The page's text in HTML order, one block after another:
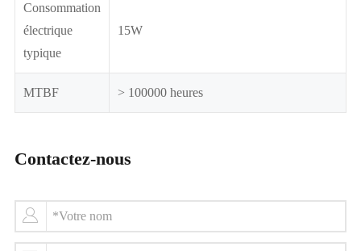
Consommation
électrique
typique
15W
MTBF > 100000 heures
Contactez-nous